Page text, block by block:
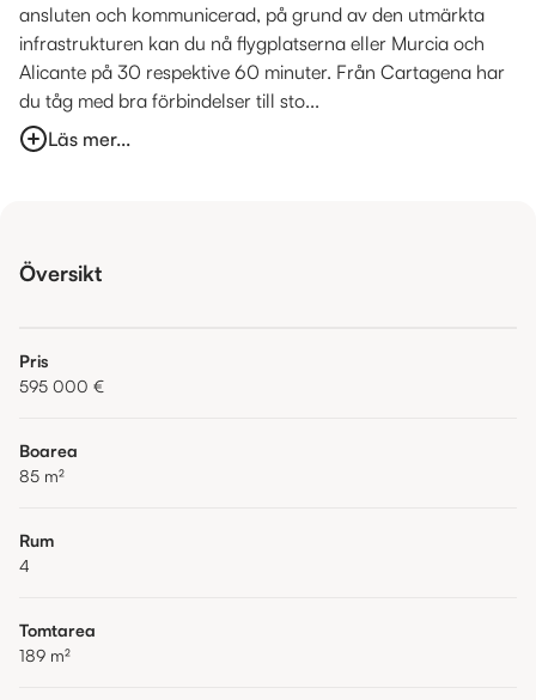
ansluten och kommunicerad, på grund av den utmärkta
infrastrukturen kan du nå flygplatserna eller Murcia och
Alicante på 30 respektive 60 minuter. Från Cartagena har
du tåg med bra förbindelser till sto...
Läs mer...
Översikt
Pris
595 000 €
Boarea
85 m²
Rum
4
Tomtarea
189 m²